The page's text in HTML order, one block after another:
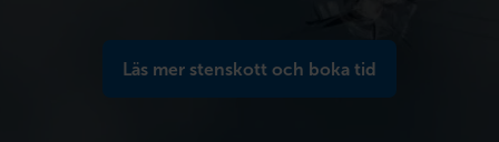
Läs mer stenskott och boka tid